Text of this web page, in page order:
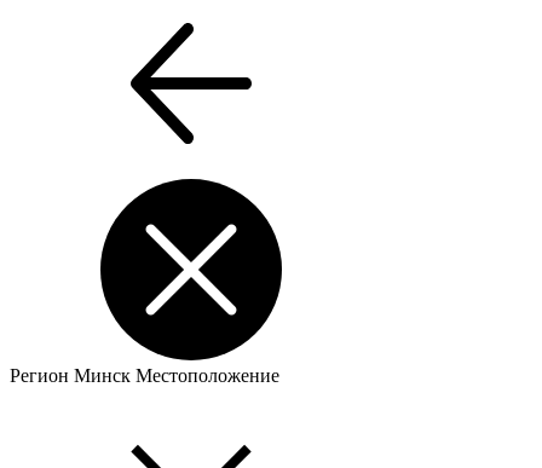
Регион Минск Местоположение